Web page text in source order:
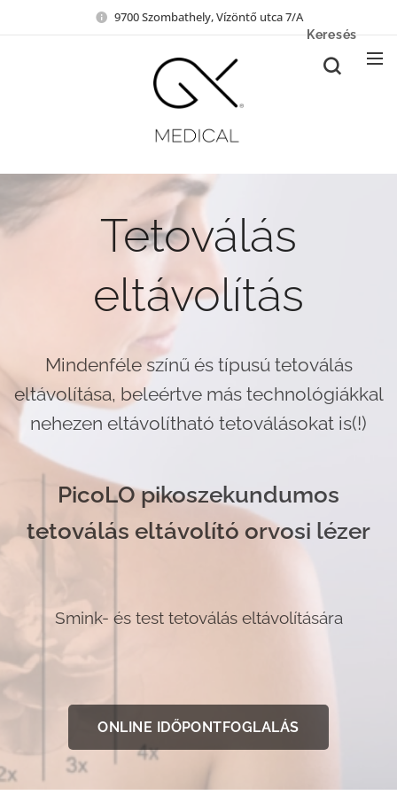
9700 Szombathely, Vízöntő utca 7/A
Keresés
Tetoválás
eltávolítás
Mindenféle színű és típusú tetoválás
eltávolítása, beleértve más technológiákkal
nehezen eltávolítható tetoválásokat is(!)
PicoLO pikoszekundumos
tetoválás eltávolító orvosi lézer
Smink- és test tetoválás eltávolítására
ONLINE IDŐPONTFOGLALÁS